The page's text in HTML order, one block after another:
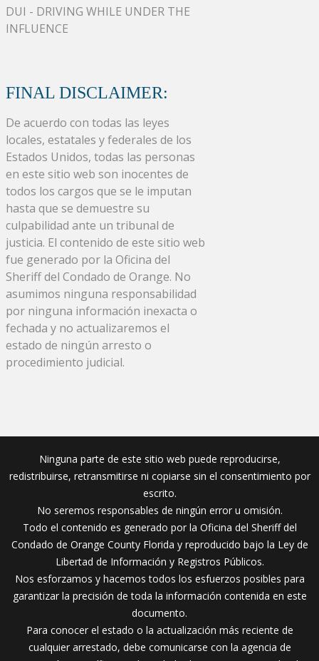
DUI - DRIVING WHILE UNDER THE
INFLUENCE
FINAL DISCLAIMER:
De acuerdo con todas las leyes
locales, estatales y federales de los
Estados Unidos, todas las personas
en este sitio web son inocentes de
todos los cargos que se le imputan
hasta que se demuestre su
culpabilidad ante un tribunal de
justicia. El contenido de este sitio web
fue generado por la Oficina del
Sheriff del Condado de Orange. No
asumimos ninguna responsabilidad
por ninguna información inexacta o
fechada y no actualizaremos el
estado de ningún arresto o
procedimiento judicial.
Ninguna parte de este sitio web puede reproducirse,
redistribuirse, retransmitirse ni copiarse sin el consentimiento por
escrito.
No seremos responsables de ningún error u omisión.
Todo el contenido es generado por la Oficina del Sheriff del
Condado de Orange County Florida y reproducido bajo la Ley de
Libertad de Información y Registros Públicos.
Nos esforzamos y hacemos todos los esfuerzos posibles para
garantizar la precisión de toda la información contenida en este
documento.
Para conocer el estado o la actualización más reciente de
cualquier arrestado, debe comunicarse con la agencia de